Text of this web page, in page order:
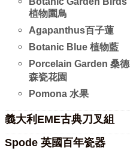
植物園鳥
Agapanthus百子蓮
Botanic Blue 植物藍
Porcelain Garden 桑德
森瓷花園
Pomona 水果
義大利EME古典刀叉組
Spode 英國百年瓷器